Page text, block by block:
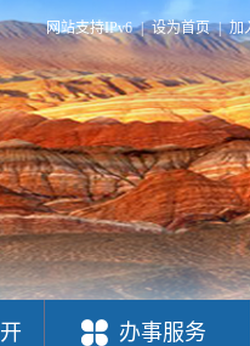
网站支持IPv6 | 设为首页 | 加
办事服务